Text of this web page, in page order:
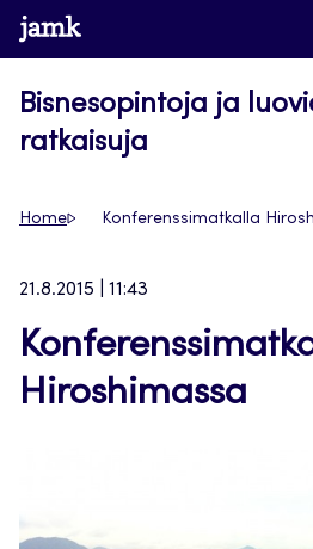
Siirry
suoraan
www.jamk.fi
Bisnesopintoja ja
ratkaisuja
Home Konferenssimatkalla
21.8.2015 | 11:43
Hiroshimassa